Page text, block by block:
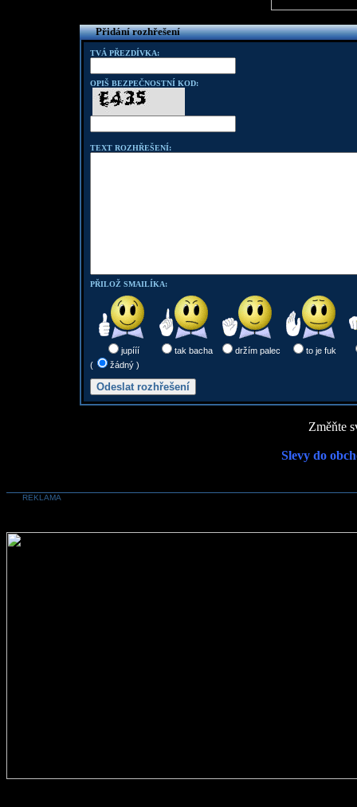
Přidání rozhřešení
TVÁ PŘEZDÍVKA:
OPIŠ BEZPEČNOSTNÍ KOD:
TEXT ROZHŘEŠENÍ:
PŘILOŽ SMAILÍKA:
jupííí tak bacha držím palec
to je fuk
(
žádný )
Změňte
Slevy do
REKLAMA